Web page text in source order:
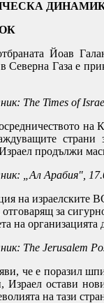
Йоав
в Северна Газа е
The Times of
продължи
„Ал Арабия"
на израелските
за
на
The Jerusalem
че е поразил
остави
на тази